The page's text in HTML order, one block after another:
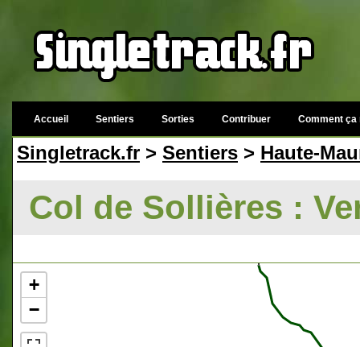
Accueil Sentiers Sorties Contribuer Comment ça
Singletrack.fr > Sentiers > Haute-
Col de Sollières :
+
−